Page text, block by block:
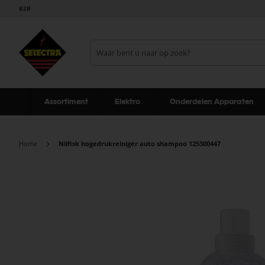
B2B
Assortiment Elektro Onderdelen Apparaten
Home Nilfisk hogedrukreiniger auto shampoo 125300447